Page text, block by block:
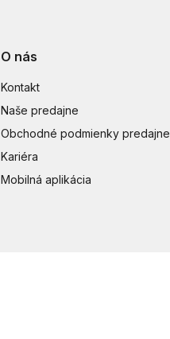
O nás
Kontakt
Naše predajne
Obchodné podmienky predajne
Kariéra
Mobilná aplikácia